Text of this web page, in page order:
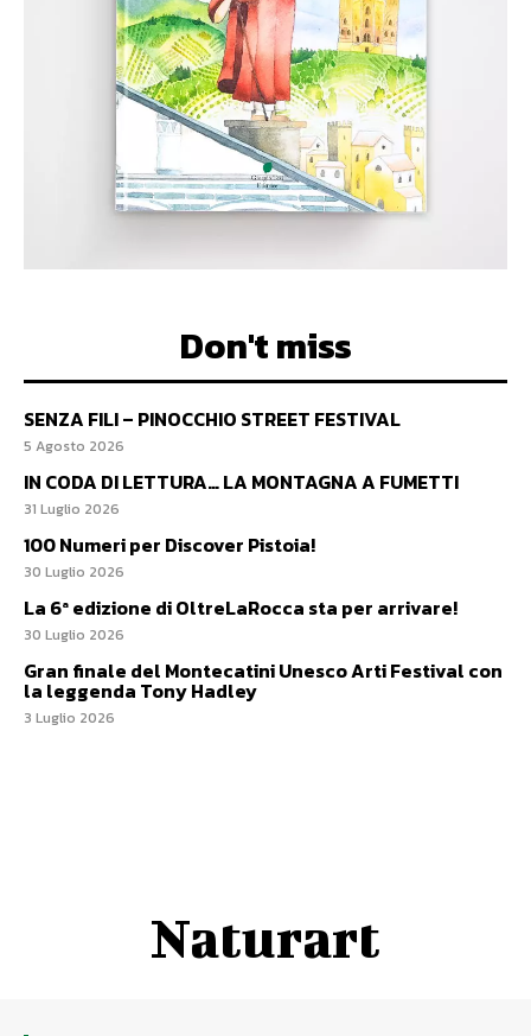
Don't miss
SENZA FILI – PINOCCHIO STREET FESTIVAL
5 Agosto 2026
IN CODA DI LETTURA… LA MONTAGNA A FUMETTI
31 Luglio 2026
100 Numeri per Discover Pistoia!
30 Luglio 2026
La 6ª edizione di OltreLaRocca sta per arrivare!
30 Luglio 2026
Gran finale del Montecatini Unesco Arti Festival con
la leggenda Tony Hadley
3 Luglio 2026
Naturart